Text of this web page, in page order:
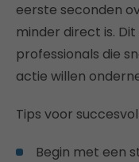
eerste seconden
minder direct is.
professionals die
actie willen
Tips voor
Begin met een